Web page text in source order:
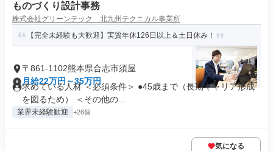
ものづくり設計事務
株式会社グリーンテック 北九州テクニカル事業所
【完全未経験も大歓迎】実質年休126日以上＆土日休み！
〒861-1102熊本県合志市須屋
月給22万円～35万円
求めている人材 ＜必須条件＞ ●45歳まで（長期キャリア形成
を図るため） ＜その他の...
業界未経験歓迎 +26個
気になる